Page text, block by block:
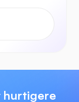
hurtigere